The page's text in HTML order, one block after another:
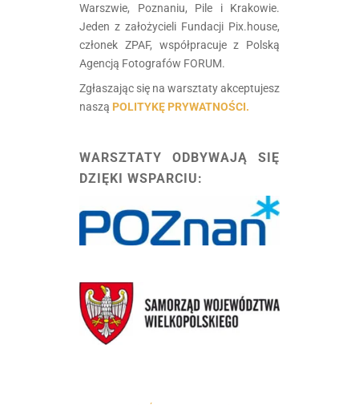
Warszwie, Poznaniu, Pile i Krakowie.
Jeden z założycieli Fundacji Pix.house,
członek ZPAF, współpracuje z Polską
Agencją Fotografów FORUM.
Zgłaszając się na warsztaty akceptujesz
naszą POLITYKĘ PRYWATNOŚCI.
WARSZTATY ODBYWAJĄ SIĘ
DZIĘKI WSPARCIU: